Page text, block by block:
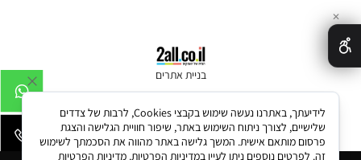
בניית אתרים
✕
לידיעתך, באתרנו נעשה שימוש בקבצי Cookies, לרבות של צדדים
שלישיים, לצורך ניתוח השימוש באתר, שיפור חוויית הגלישה והצגת
פרסום מותאם אישית. המשך גלישה באתר מהווה את הסכמתך לשימוש
זה. לפרטים נוספים ניתן לעיין במדיניות הפרטיות. מדיניות הפרטיות